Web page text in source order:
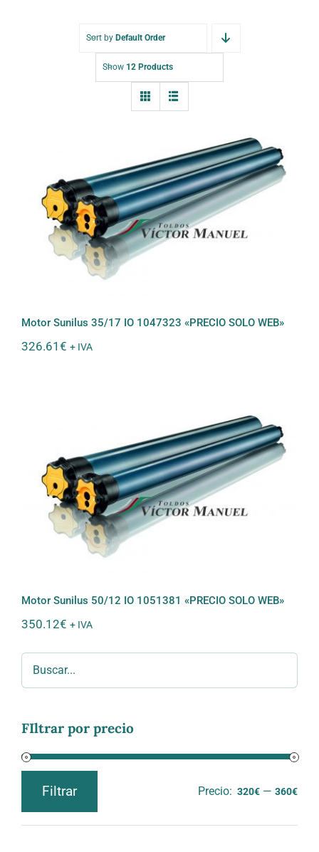
Sort by Default Order
Show 12 Products
Motor Sunilus 35/17 IO 1047323
«PRECIO SOLO WEB»
Motor Sunilus 35/17 IO 1047323 «PRECIO SOLO WEB»
326.61 € + IVA
Motor Sunilus 50/12 IO 1051381
«PRECIO SOLO WEB»
Motor Sunilus 50/12 IO 1051381 «PRECIO SOLO WEB»
350.12€ + IVA
FIltrar por precio
Precio
Precio
Filtrar Precio: 320€ —360€